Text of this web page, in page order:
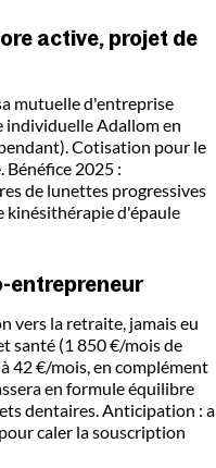
active, projet de
mutuelle d'entreprise
individuelle Adallom en
Cotisation pour le
Bénéfice 2025 :
de lunettes progressives
kinésithérapie d'épaule
entrepreneur
vers la retraite, jamais eu
santé (1 850 €/mois de
42 €/mois, en complément
en formule équilibre
dentaires. Anticipation : a
caler la souscription